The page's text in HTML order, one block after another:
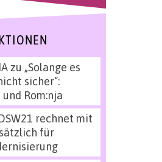
zu „Solange es
sicher“:
Rom:nja
rechnet mit
für